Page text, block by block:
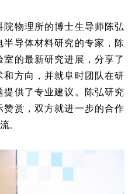
物理所的博士生导师陈弘
导体材料研究的专家，陈
的最新研究进展，分享了
方向，并就阜时团队在研
供了专业建议。陈弘研究
赞赏，双方就进一步的合作
。